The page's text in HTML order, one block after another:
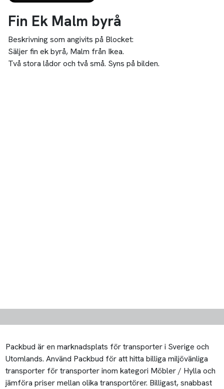
Fin Ek Malm byrå
Beskrivning som angivits på Blocket:
Säljer fin ek byrå, Malm från Ikea.
Två stora lådor och två små. Syns på bilden.
Packbud är en marknadsplats för transporter i Sverige och
Utomlands. Använd Packbud för att hitta billiga miljövänliga
transporter för transporter inom kategori Möbler / Hylla och
jämföra priser mellan olika transportörer. Billigast, snabbast